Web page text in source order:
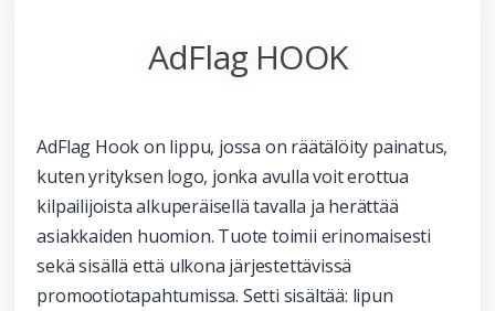
AdFlag HOOK
AdFlag Hook on lippu, jossa on räätälöity painatus,
kuten yrityksen logo, jonka avulla voit erottua
kilpailijoista alkuperäisellä tavalla ja herättää
asiakkaiden huomion. Tuote toimii erinomaisesti
sekä sisällä että ulkona järjestettävissä
promootiotapahtumissa. Setti sisältää: lipun